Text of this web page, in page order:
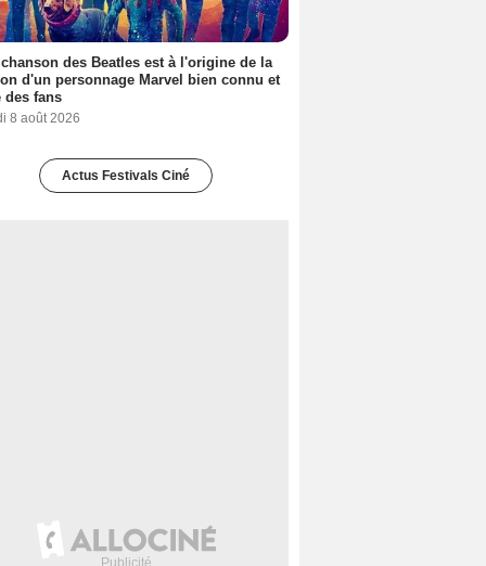
chanson des Beatles est à l'origine de la
d'un personnage Marvel bien connu et
des fans
8 août 2026
Actus Festivals Ciné